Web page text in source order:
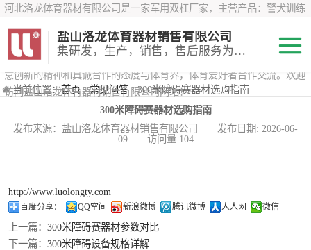
河北洛龙体育器材有限公司是一家军用双杠厂家，主营产品：警犬训练
*训练器材、400米障碍器材、军用单杠、军用双杠、军犬训练器材等训
练器材，咨询攀岩墙价格？在线咨询客服，公司以顾客至上的原则，锐
意创新的精神和真诚合作的态度与体育界，体育爱好者合作交流。欢迎
访问盐山洛龙体育器材销售有限公司网站！
盐山洛龙体育器材销售有限公司
集研发，生产，销售，售后服务为一体
当前位置：首页›常见问答› 300米障碍赛器材选购指南
300米障碍赛器材选购指南
发布来源：盐山洛龙体育器材销售有限公司 发布日期: 2026-06-
09 访问量:104
http://www.luolongty.com
百度分享： QQ空间 新浪微博 腾讯微博 人人网 微信
上一篇： 300米障碍赛器材参数对比
下一篇： 300米障碍设备规格详解
200米障碍器材
心理行为训练器
警犬训练器材
军用单双杠